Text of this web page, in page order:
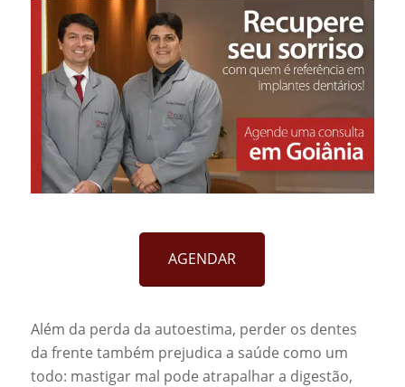
AGENDAR
Além da perda da autoestima, perder os dentes
da frente também prejudica a saúde como um
todo: mastigar mal pode atrapalhar a digestão,